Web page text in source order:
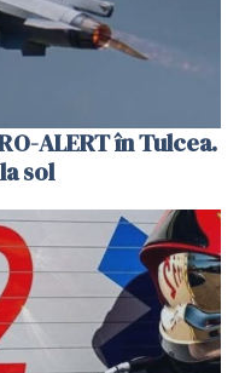
ALERT în Tulcea.
sol